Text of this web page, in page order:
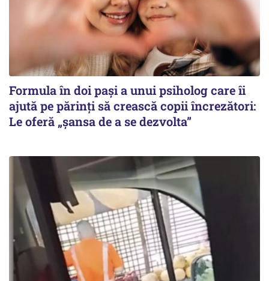
Formula în doi pași a unui psiholog care îi
ajută pe părinți să crească copii încrezători:
Le oferă „șansa de a se dezvolta”